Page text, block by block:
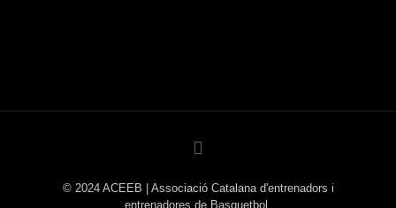
© 2024 ACEEB | Associació Catalana d'entrenadors i
entrenadores de Basquetbol.